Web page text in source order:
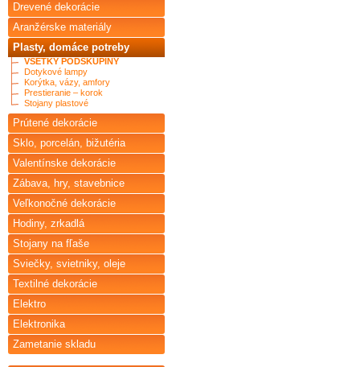
Drevené dekorácie
Aranžérske materiály
Plasty, domáce potreby
VŠETKY PODSKUPINY
Dotykové lampy
Korýtka, vázy, amfory
Prestieranie – korok
Stojany plastové
Prútené dekorácie
Sklo, porcelán, bižutéria
Valentínske dekorácie
Zábava, hry, stavebnice
Veľkonočné dekorácie
Hodiny, zrkadlá
Stojany na fľaše
Sviečky, svietniky, oleje
Textilné dekorácie
Elektro
Elektronika
Zametanie skladu